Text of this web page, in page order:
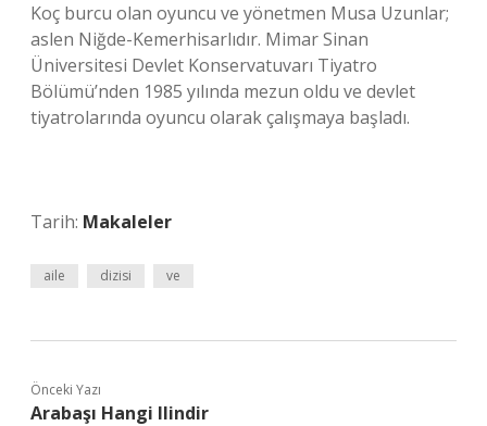
Koç burcu olan oyuncu ve yönetmen Musa Uzunlar;
aslen Niğde-Kemerhisarlıdır. Mimar Sinan
Üniversitesi Devlet Konservatuvarı Tiyatro
Bölümü’nden 1985 yılında mezun oldu ve devlet
tiyatrolarında oyuncu olarak çalışmaya başladı.
Tarih: Makaleler
aile dizisi ve
Önceki Yazı
Arabaşı Hangi Ilindir